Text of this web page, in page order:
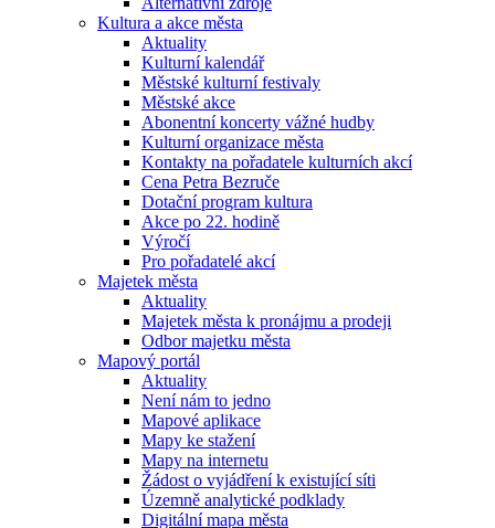
Kultura a akce města
Aktuality
Kulturní kalendář
Městské kulturní festivaly
Městské akce
Abonentní koncerty vážné hudby
Kulturní organizace města
Kontakty na pořadatele kulturních akcí
Cena Petra Bezruče
Dotační program kultura
Akce po 22. hodině
Výročí
Pro pořadatelé akcí
Majetek města
Aktuality
Majetek města k pronájmu a prodeji
Odbor majetku města
Mapový portál
Aktuality
Není nám to jedno
Mapové aplikace
Mapy ke stažení
Mapy na internetu
Žádost o vyjádření k existující síti
Územně analytické podklady
Digitální mapa města